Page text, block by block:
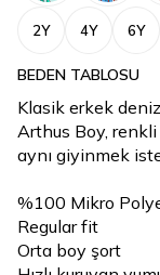
2Y 4Y 6Y
BEDEN TABLOSU
Klasik erkek
Arthus Boy,
aynı giyinmek
%100 Mikro
Regular fit
Orta boy şort